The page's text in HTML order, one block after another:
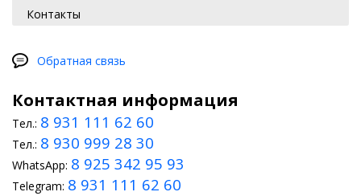
Контакты
Обратная связь
Контактная информация
Тел.: 8 931 111 62 60
Тел.: 8 930 999 28 30
WhatsApp: 8 925 342 95 93
Telegram: 8 931 111 62 60